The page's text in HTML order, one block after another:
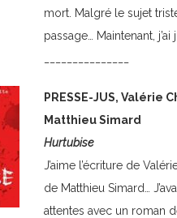
mort. Malgré le sujet
passage… Maintenant,
PRESSE-JUS, Valérie
Matthieu Simard
Hurtubise
J’aime l’écriture de
de Matthieu Simard…
attentes avec un roman